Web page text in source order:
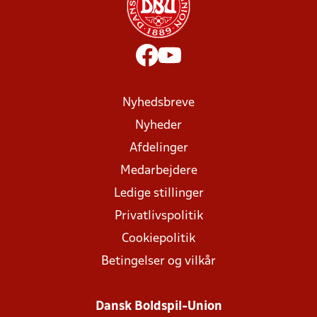
Nyhedsbreve
Nyheder
Afdelinger
Medarbejdere
Ledige stillinger
Privatlivspolitik
Cookiepolitik
Betingelser og vilkår
Dansk Boldspil-Union